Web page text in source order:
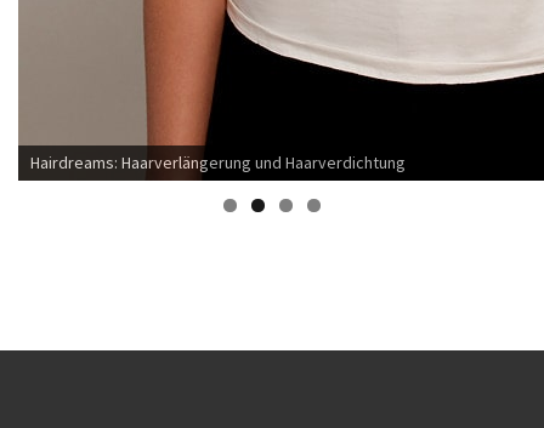
Hairdreams: Haarverlängerung und Haarverdichtung